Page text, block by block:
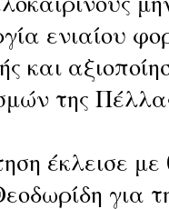
ενιαίου
και
της
έκλεισε
για